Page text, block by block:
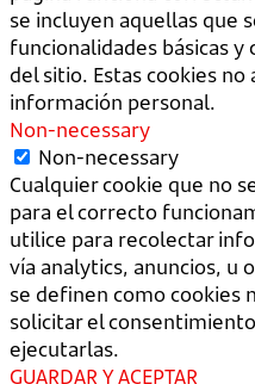
se incluyen aquellas que
funcionalidades básicas
del sitio. Estas cookies
información personal.
Non-necessary
Non-necessary
Cualquier cookie que no
para el correcto
utilice para recolectar
vía analytics, anuncios, u
se definen como cookies
solicitar el
ejecutarlas.
GUARDAR Y ACEPTAR